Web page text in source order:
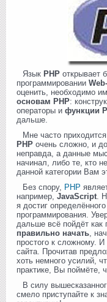
Язык PHP открывает
программировании
оценить, необходимо
основам PHP:
операторы и функции
дальше.
Мне часто
PHP очень сложно, и
неправда, а данные
начинал, либо те, кто
данной категории Вам
Без спору, PHP
например, JavaScript .
я достиг
программирования.
дальше всё пойдёт
правильно начать ,
простого к сложному.
сайта. Прочитав
хоть немного усилий,
практике, Вы поймёте,
В силу
смело приступайте к